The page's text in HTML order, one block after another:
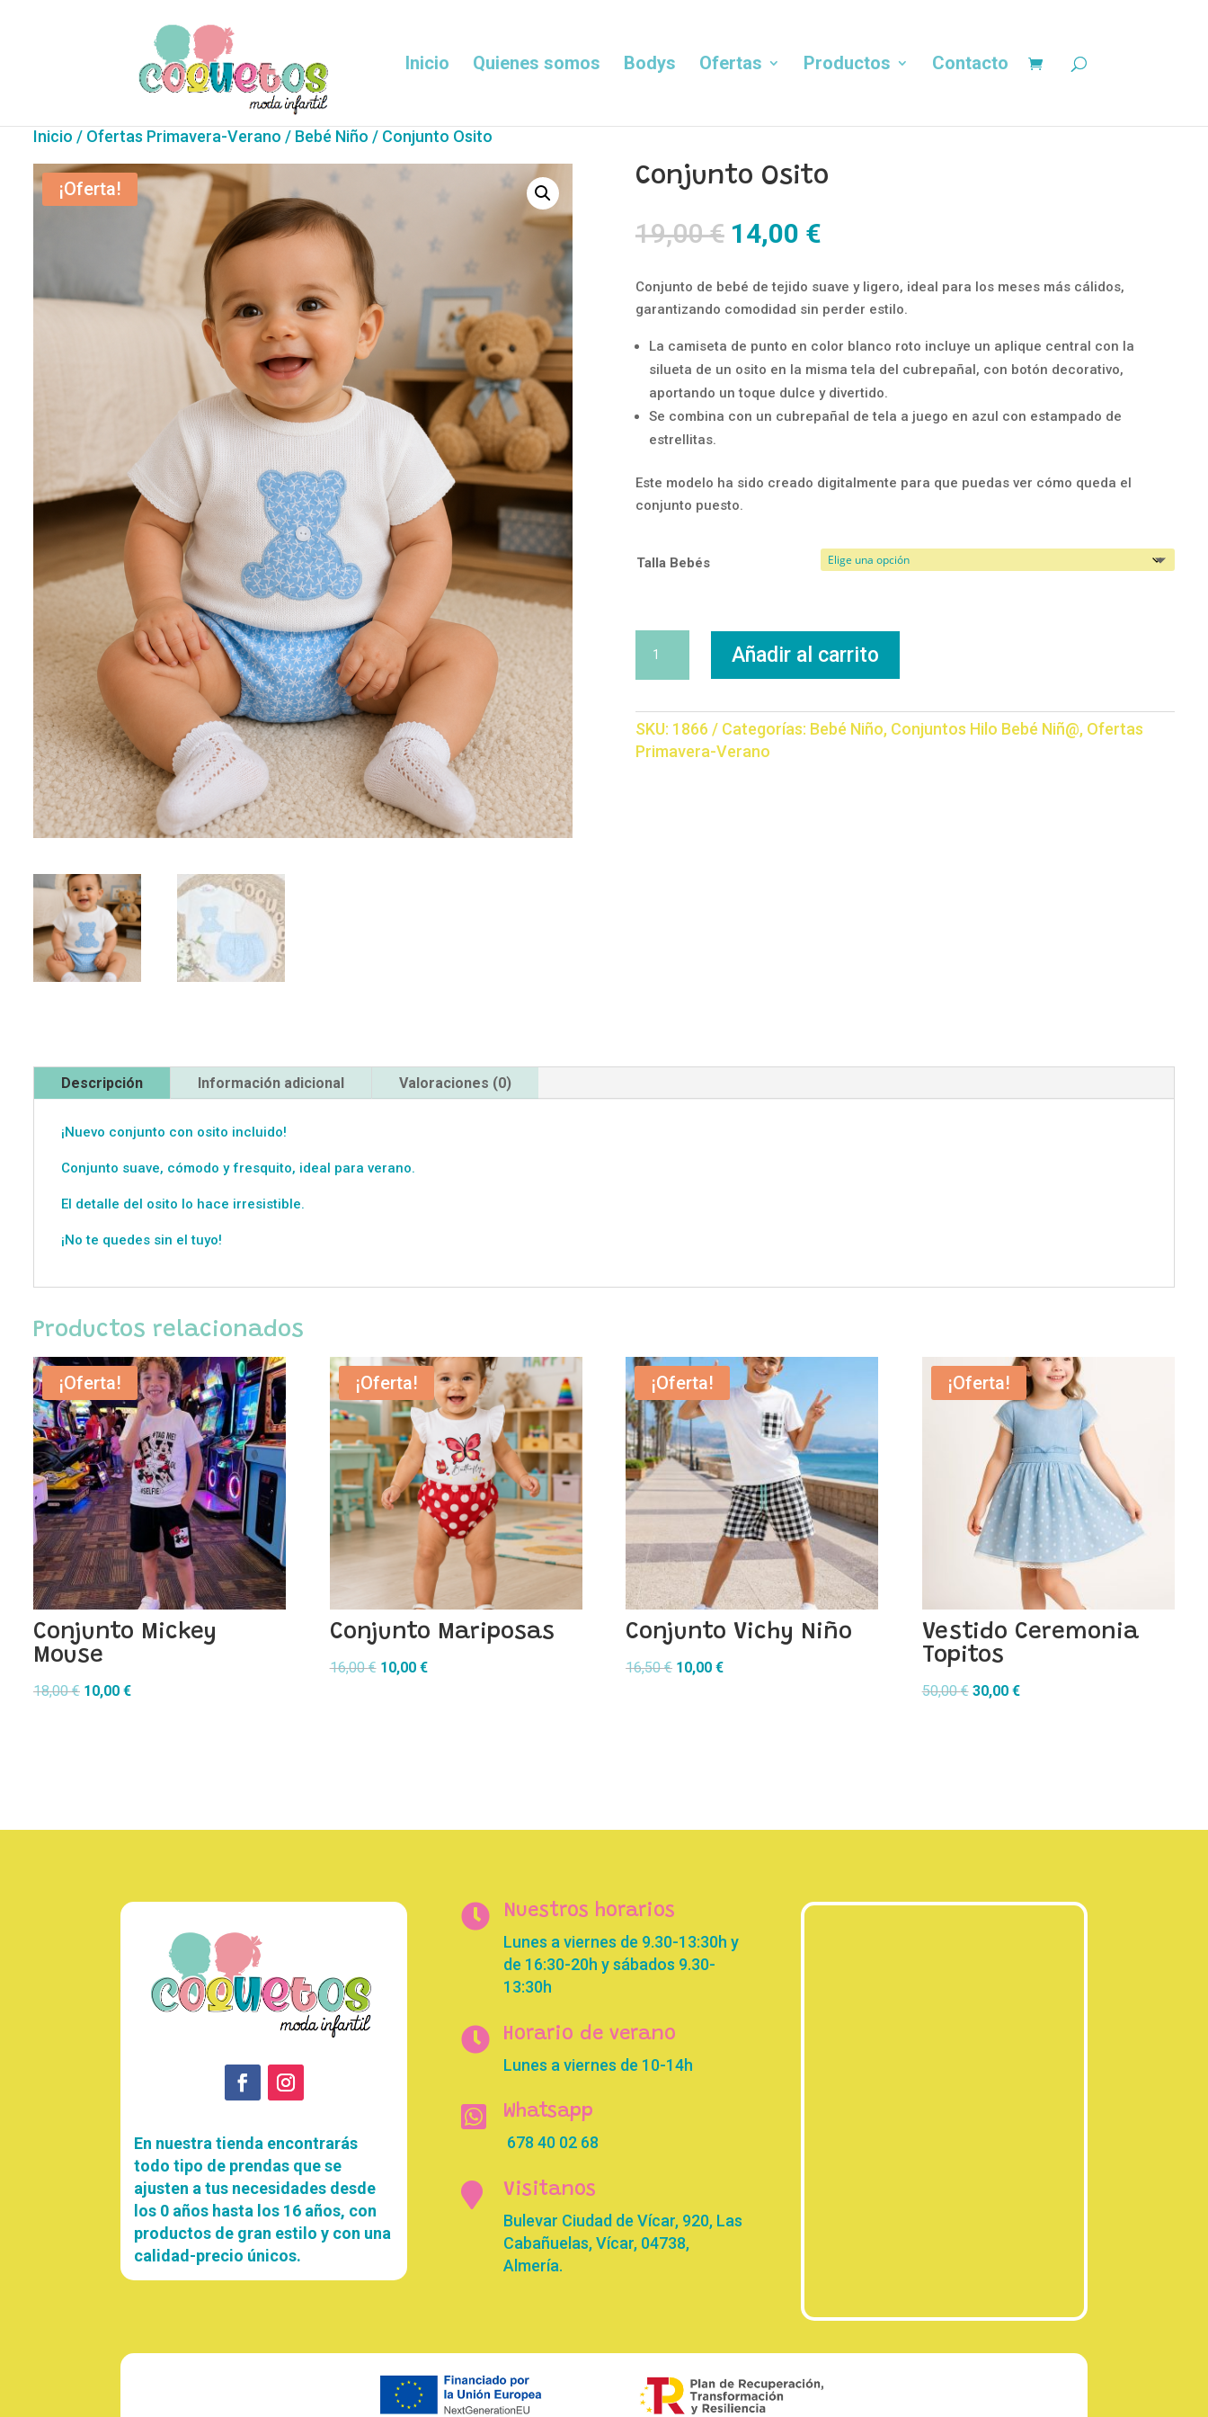
Inicio Quienes somos Bodys Ofertas Productos Contacto
Inicio / Ofertas Primavera-Verano / Bebé Niño / Conjunto Osito
¡Oferta! Conjunto Osito
19,00€ El
precio
original
era:
19,00 €.
14,00 €El
actual
es:
14,00 €.
Conjunto de bebé de tejido suave y ligero, ideal para los meses más cálidos,
garantizando comodidad sin perder estilo.
La camiseta de punto en color blanco roto incluye un aplique central con la
silueta de un osito en la misma tela del cubrepañal, con botón decorativo,
aportando un toque dulce y divertido.
Se combina con un cubrepañal de tela a juego en azul con estampado de
estrellitas.
Este modelo ha sido creado digitalmente para que puedas ver cómo queda el
conjunto puesto.
Talla Bebés
Osito
cantidad
Añadir al carrito
SKU: 1866 Categorías: Bebé Niño, Conjuntos Hilo Bebé Niñ@, Ofertas
Primavera-Verano
Descripción Información adicional Valoraciones (0)
¡Nuevo conjunto con osito incluido!
Conjunto suave, cómodo y fresquito, ideal para verano.
El detalle del osito lo hace irresistible.
¡No te quedes sin el tuyo!
Productos relacionados
¡Oferta!
Conjunto Mickey
Mouse
18,00€ El
10,00 €El
¡Oferta!
Conjunto Mariposas
16,00€ El
10,00 €El
¡Oferta!
Conjunto Vichy Niño
16,50€ El
10,00€El
¡Oferta!
Vestido Ceremonia
Topitos
50,00€ El
30,00 €El
En nuestra tienda encontrarás
todo tipo de prendas que se
ajusten a tus necesidades desde
los 0 años hasta los 16 años, con
productos de gran estilo y con una
calidad-precio únicos.
 Nuestros horarios
Lunes a viernes de 9.30-13:30h y
de 16:30-20h y sábados 9.30-
13:30h
 Horario de verano
Lunes a viernes de 10-14h
 Whatsapp
678 40 02 68
 Visitanos
Bulevar Ciudad de Vícar, 920, Las
Cabañuelas, Vícar, 04738,
Almería.